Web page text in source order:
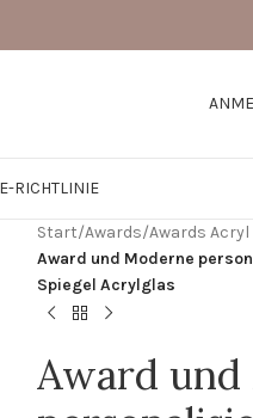
RICHTLINIE
Start/Awards/Awards Acryl
Award und Moderne
Spiegel Acrylglas
Award